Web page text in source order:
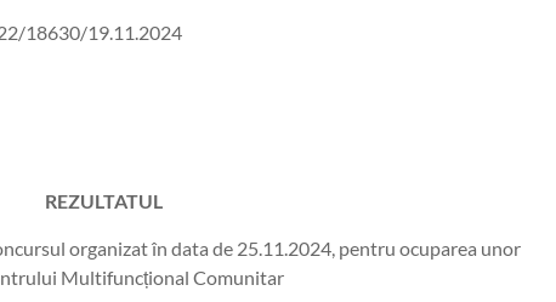
18630/19.11.2024
REZULTATUL
organizat în data de 25.11.2024, pentru ocuparea unor
Multifuncțional Comunitar